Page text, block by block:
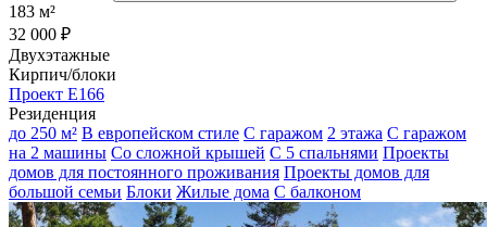
183 м²
32 000 ₽
Двухэтажные
Кирпич/блоки
Проект E166
Резиденция
до 250 м² В европейском стиле С гаражом 2 этажа С гаражом
на 2 машины Со сложной крышей С 5 спальнями Проекты
домов для постоянного проживания Проекты домов для
большой семьи Блоки Жилые дома С балконом